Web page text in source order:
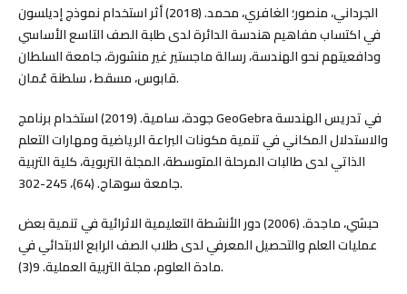
الجرداني، منصور؛ الغافري، محمد. (2018) أثر استخدام نموذج إديلسون
في اكتساب مفاهيم هندسة الدائرة لدى طلبة الصف التاسع الأساسي
ودافعيتهم نحو الهندسة، رسالة ماجستير غير منشورة، جامعة السلطان
قابوس، مسقط ، سلطنة عُمان.
جودة، سامية. (2019) استخدام برنامج GeoGebra في تدريس الهندسة
والاستدلال المكاني في تنمية مكونات البراعة الرياضية ومهارات التعلم
الذاتي لدى طالبات المرحلة المتوسطة، المجلة التربوية، كلية التربية
جامعة سوهاج. (64)، 245-302.
حبشي، ماجدة. (2006) دور الأنشطة التعليمية الاثرائية في تنمية بعض
عمليات العلم والتحصيل المعرفي لدى طلاب الصف الرابع الابتدائي في
مادة العلوم، مجلة التربية العملية. 9(3).